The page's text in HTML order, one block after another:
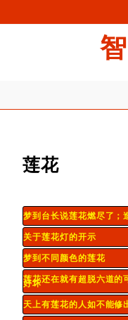
莲花
梦到台长说莲花燃尽了；
关于莲花灯的开示
梦到不同颜色的莲花
莲花还在就有超脱六道的
好坏
天上有莲花的人如不能修